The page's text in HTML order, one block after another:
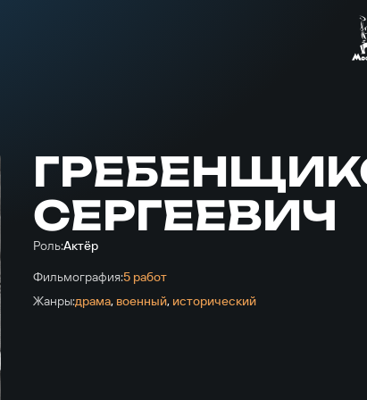
СЕРГЕЕВИЧ
Роль:Актёр
Фильмография:5 работ
Жанры:драма, военный, исторический